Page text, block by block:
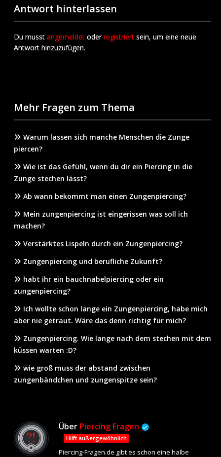
Antwort hinterlassen
Du musst angemeldet oderregistriert sein, um eine neue
Antwort hinzuzufügen.
Mehr Fragen zum Thema
Warum lassen sich manche Menschen die Zunge
piercen?
Wie ist das Gefühl, wenn du dir ein Piercing in die
Zunge stechen lässt?
Ab wann bekommt man einen Zungenpiercing?
Mein zungenpiercing ist eingerissen was soll ich
machen?
Verstärktes Lispeln durch ein Zungenpiercing?
Zungenpiercing und berufliche Zukunft?
habt ihr ein bauchnabelpiercing oder ein
zungenpiercing?
Ich wollte schon lange ein Zungenpiercing, habe mich
aber nie getraut. Wäre das denn richtig für mich?
Zungenpiercing. Wie lange nach dem stechen mit dem
küssen warten :D?
wie groß muss der abstand zwischen
zungenbändchen und zungenspitze sein?
Über Piercing Fragen
Hilft außergewöhnlich
Piercing-Fragen.de gibt es schon eine halbe